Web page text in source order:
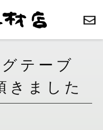
テーブ
きました